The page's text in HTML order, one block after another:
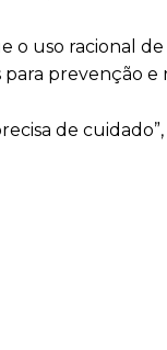
o uso racional
prevenção e
de